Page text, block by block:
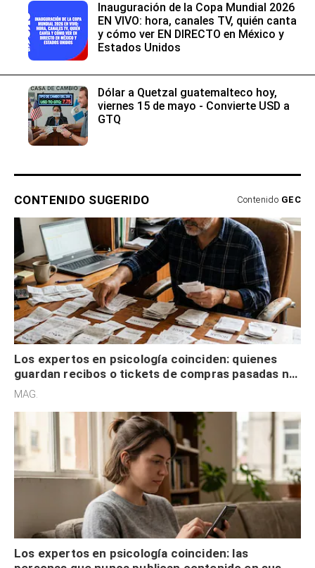
Inauguración de la Copa Mundial 2026
EN VIVO: hora, canales TV, quién canta
y cómo ver EN DIRECTO en México y
Estados Unidos
Dólar a Quetzal guatemalteco hoy,
viernes 15 de mayo - Convierte USD a
GTQ
CONTENIDO SUGERIDO Contenido GEC
Los expertos en psicología coinciden: quienes
guardan recibos o tickets de compras pasadas no
son acumuladores, sino que tienen necesidad de
MAG.
Los expertos en psicología coinciden: las